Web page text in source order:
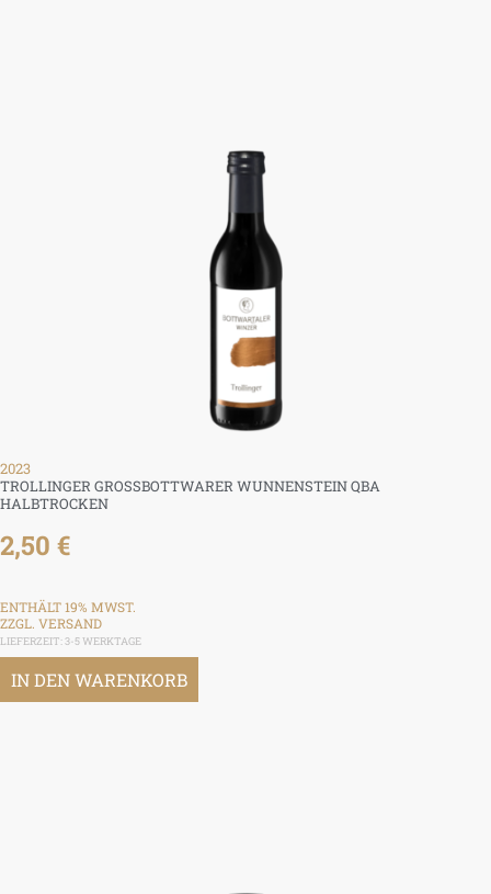
2023
TROLLINGER GROSSBOTTWARER WUNNENSTEIN QBA H
ALBTROCKEN
2,50 €
ENTHÄLT 19% MWST.
ZZGL. VERSAND
LIEFERZEIT: 3-5 WERKTAGE
IN DEN WARENKORB